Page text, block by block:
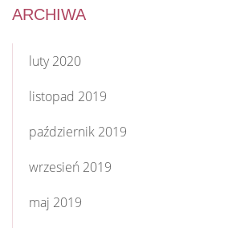
ARCHIWA
luty 2020
listopad 2019
październik 2019
wrzesień 2019
maj 2019